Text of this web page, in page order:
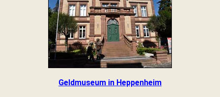
Geldmuseum in Heppenheim